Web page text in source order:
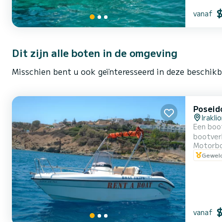
vanaf
Dit zijn alle boten in de omgeving
Misschien bent u ook geïnteresseerd in deze
Een boot
vanaf